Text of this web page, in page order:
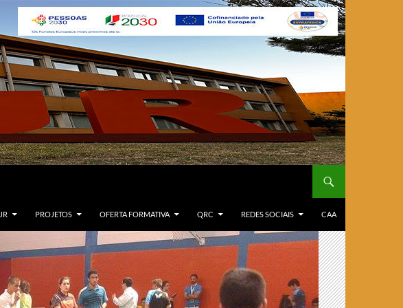
PROJETOS OFERTA FORMATIVA QRC REDES SOCIAIS CAA